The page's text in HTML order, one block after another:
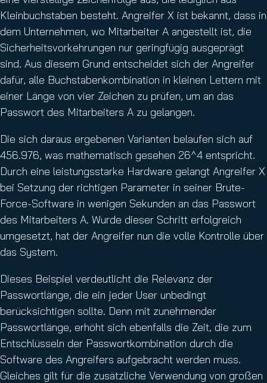
Kleinbuchstaben besteht. Angreifer X ist bekannt, dass in
dem Unternehmen, wo Mitarbeiter A angestellt ist, die
Sicherheitsvorkehrungen nur geringfügig ausgeprägt
sind. Aus diesem Grund entscheidet sich der Angreifer
dafür, alle Buchstabenkombination in kleinen Lettern mit
einer Länge von vier Zeichen zu prüfen, um an das
Passwort des Mitarbeiters A zu gelangen.
Die sich daraus ergebenen Varianten belaufen sich auf
456.976, was mathematisch gesehen 26^4 entspricht.
Durch eine leistungsstarke Hardware gelangt Angreifer X
bei Setzung der richtigen Parameter in seiner Brute-
Force-Software in wenigen Sekunden an das Passwort
des Mitarbeiters A. Wurde dieser Schritt erfolgreich
umgesetzt, hat der Angreifer nun die volle Kontrolle über
das System.
Dieses Beispiel verdeutlicht die Relevanz der
Passwortlänge, die ein jeder User unbedingt
berücksichtigen sollte. Denn mit zunehmender
Passwortlänge, erhöht sich ebenfalls die Zeit, die zum
Entschlüsseln der Passwortkombination durch die
Software des Angreifers aufgebracht werden muss.
Gleiches gilt für die zusätzliche Verwendung von großen